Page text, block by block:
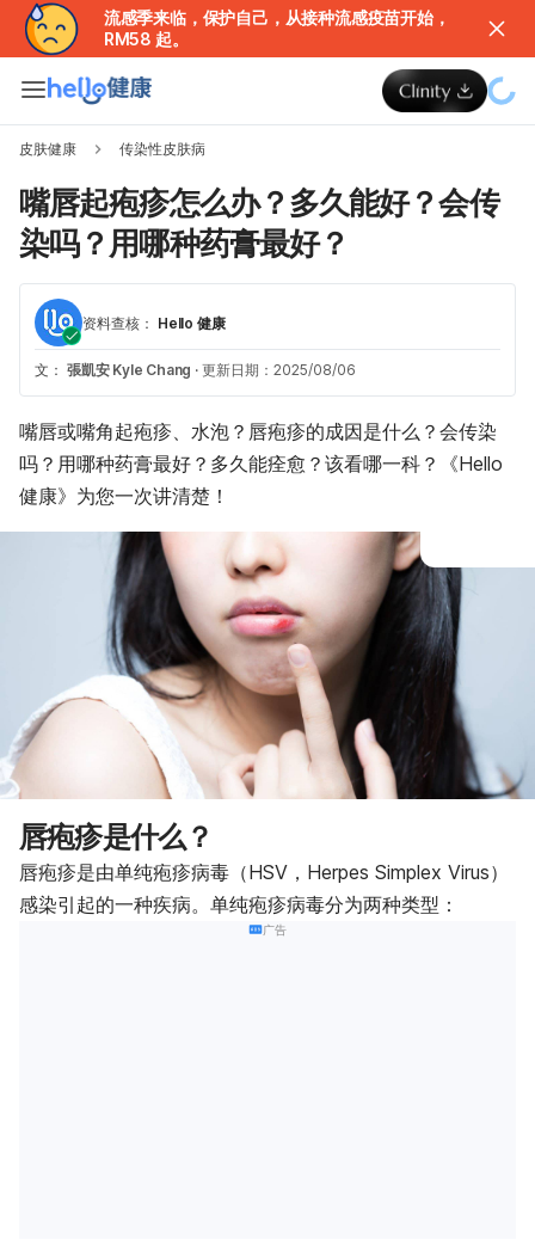
流感季来临，保护自己，从接种流感疫苗开始，
RM58 起。
皮肤健康 传染性皮肤病
嘴唇起疱疹怎么办？多久能好？会传
染吗？用哪种药膏最好？
资料查核： Hello 健康
文： 張凱安 Kyle Chang · 更新日期：2025/08/06
嘴唇或嘴角起疱疹、水泡？唇疱疹的成因是什么？会传染
吗？用哪种药膏最好？多久能痊愈？该看哪一科？《Hello
健康》为您一次讲清楚！
唇疱疹是什么？
唇疱疹是由单纯疱疹病毒（HSV，Herpes Simplex Virus）
感染引起的一种疾病。单纯疱疹病毒分为两种类型：
广告